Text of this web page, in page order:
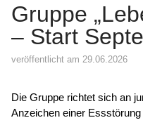
Gruppe
– Start
veröffentlicht am 29.06.2026
Die Gruppe richtet sich an
Anzeichen einer